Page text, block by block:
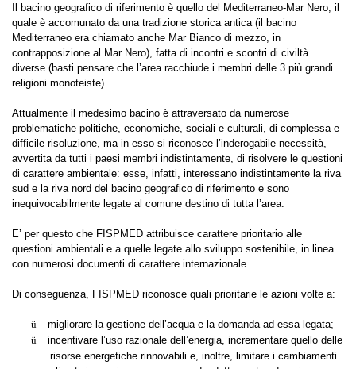
Il bacino geografico di riferimento è quello del Mediterraneo-Mar Nero, il
quale è accomunato da una tradizione storica antica (il bacino
Mediterraneo era chiamato anche Mar Bianco di mezzo, in
contrapposizione al Mar Nero), fatta di incontri e scontri di civiltà
diverse (basti pensare che l’area racchiude i membri delle 3 più grandi
religioni monoteiste).
Attualmente il medesimo bacino è attraversato da numerose
problematiche politiche, economiche, sociali e culturali, di complessa e
difficile risoluzione, ma in esso si riconosce l’inderogabile necessità,
avvertita da tutti i paesi membri indistintamente, di risolvere le questioni
di carattere ambientale: esse, infatti, interessano indistintamente la riva
sud e la riva nord del bacino geografico di riferimento e sono
inequivocabilmente legate al comune destino di tutta l’area.
E’ per questo che FISPMED attribuisce carattere prioritario alle
questioni ambientali e a quelle legate allo sviluppo sostenibile, in linea
con numerosi documenti di carattere internazionale.
Di conseguenza, FISPMED riconosce quali prioritarie le azioni volte a:
ü
migliorare la gestione dell’acqua e la domanda ad essa legata;
ü
incentivare l’uso razionale dell’energia, incrementare quello delle
risorse energetiche rinnovabili e, inoltre, limitare i cambiamenti